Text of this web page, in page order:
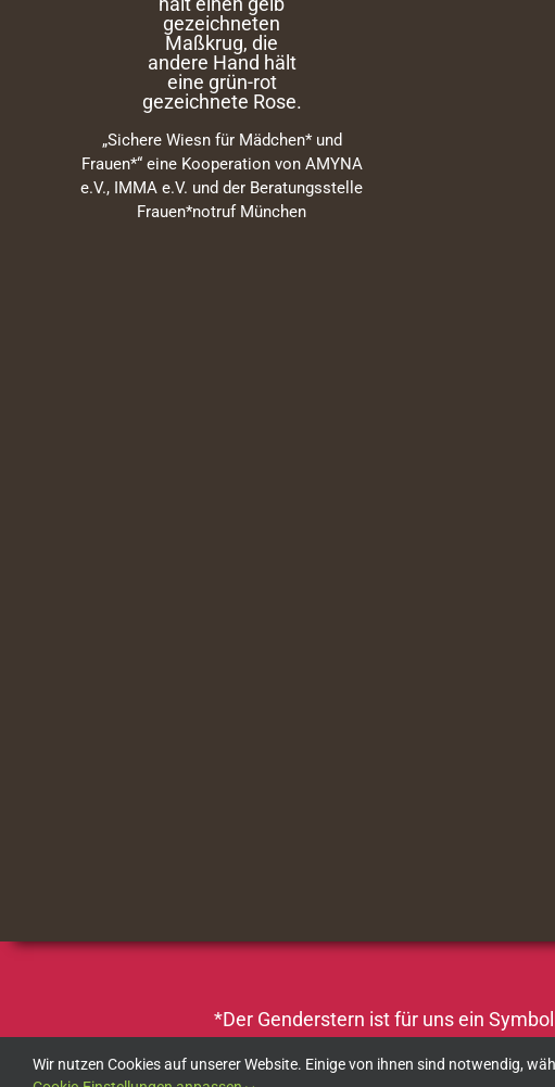
„Sichere Wiesn für Mädchen* und
Frauen*“ eine Kooperation von AMYNA
e.V., IMMA e.V. und der Beratungsstelle
Frauen*notruf München
*Der Genderstern ist für uns ein
Wir nutzen Cookies auf unserer Website. Einige von ihnen sind notwendig,